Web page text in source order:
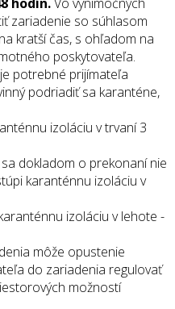
hodín.Vo výnimočných
zariadenie so súhlasom
kratší čas, s ohľadom na
poskytovateľa.
potrebné prijímateľa
podriadiť sa karanténe,
izoláciu v trvaní 3
dokladom o prekonaní nie
karanténnu izoláciu v
izoláciu v lehote -
môže opustenie
do zariadenia regulovať
možností